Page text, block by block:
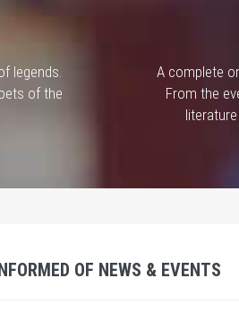
legends.
of the
A complete
From the
OF NEWS & EVENTS